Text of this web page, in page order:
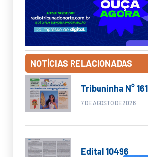
NOTÍCIAS RELACIONADAS
Tribuninha N° 161
7 DE AGOSTO DE 2026
Edital 10496